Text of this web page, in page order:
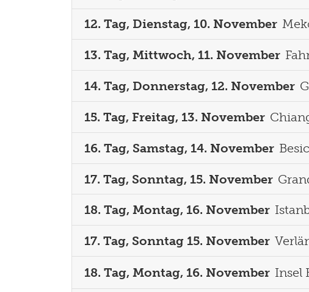
12. Tag, Dienstag, 10. November
13. Tag, Mittwoch, 11. November
14. Tag, Donnerstag, 12. November
15. Tag, Freitag, 13. November
16. Tag, Samstag, 14. November
17. Tag, Sonntag, 15. November
18. Tag, Montag, 16. November
17. Tag, Sonntag 15. November
18. Tag, Montag, 16. November Insel